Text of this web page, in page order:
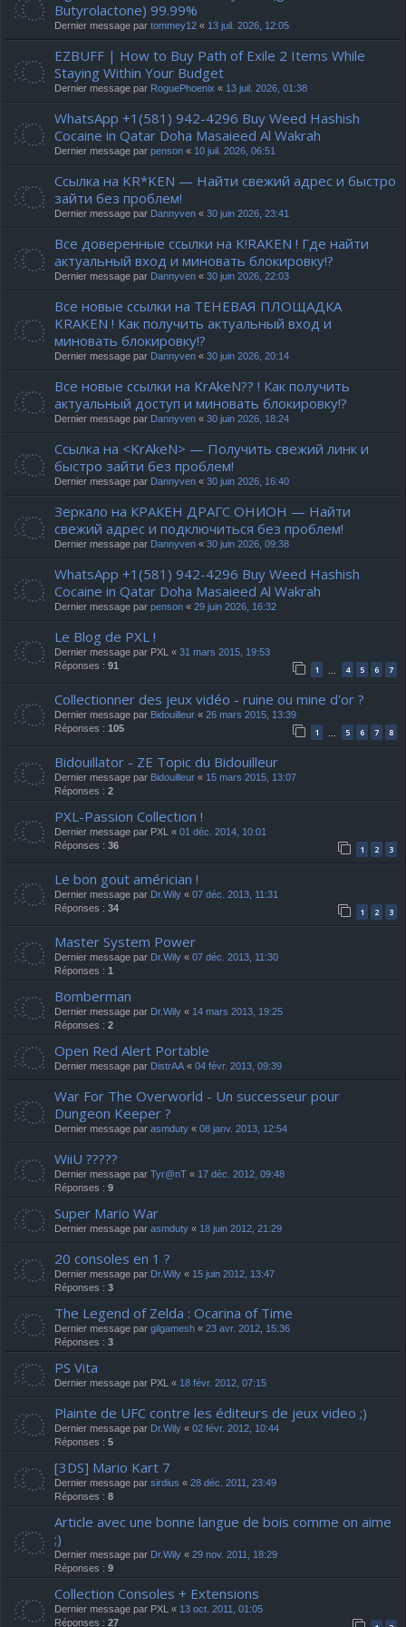
Butyrolactone) 99.99%
Dernier message par tommey12 « 13 juil. 2026, 12:05
EZBUFF | How to Buy Path of Exile 2 Items While
Staying Within Your Budget
Dernier message par RoguePhoenix « 13 juil. 2026, 01:38
WhatsApp +1(581) 942-4296 Buy Weed Hashish
Cocaine in Qatar Doha Masaieed Al Wakrah
Dernier message par penson « 10 juil. 2026, 06:51
Ссылка на KR*KEN — Найти свежий адрес и быстро
зайти без проблем!
Dernier message par Dannyven « 30 juin 2026, 23:41
Все доверенные ссылки на K!RAKEN ! Где найти
актуальный вход и миновать блокировку!?
Dernier message par Dannyven « 30 juin 2026, 22:03
Все новые ссылки на ТЕНЕВАЯ ПЛОЩАДКА
KRAKEN ! Как получить актуальный вход и
миновать блокировку!?
Dernier message par Dannyven « 30 juin 2026, 20:14
Все новые ссылки на KrAkeN?? ! Как получить
актуальный доступ и миновать блокировку!?
Dernier message par Dannyven « 30 juin 2026, 18:24
Ссылка на <KrAkeN> — Получить свежий линк и
быстро зайти без проблем!
Dernier message par Dannyven « 30 juin 2026, 16:40
Зеркало на КРАКЕН ДРАГС ОНИОН — Найти
свежий адрес и подключиться без проблем!
Dernier message par Dannyven « 30 juin 2026, 09:38
WhatsApp +1(581) 942-4296 Buy Weed Hashish
Cocaine in Qatar Doha Masaieed Al Wakrah
Dernier message par penson « 29 juin 2026, 16:32
Le Blog de PXL !
Dernier message par PXL « 31 mars 2015, 19:53
Réponses : 91 1 … 4 5 6 7
Collectionner des jeux vidéo - ruine ou mine d'or ?
Dernier message par Bidouilleur « 26 mars 2015, 13:39
Réponses : 105 1 … 5 6 7 8
Bidouillator - ZE Topic du Bidouilleur
Dernier message par Bidouilleur « 15 mars 2015, 13:07
Réponses : 2
PXL-Passion Collection !
Dernier message par PXL « 01 déc. 2014, 10:01
Réponses : 36 1 2 3
Le bon gout américian !
Dernier message par Dr.Wily « 07 déc. 2013, 11:31
Réponses : 34 1 2 3
Master System Power
Dernier message par Dr.Wily « 07 déc. 2013, 11:30
Réponses : 1
Bomberman
Dernier message par Dr.Wily « 14 mars 2013, 19:25
Réponses : 2
Open Red Alert Portable
Dernier message par DistrAA « 04 févr. 2013, 09:39
War For The Overworld - Un successeur pour
Dungeon Keeper ?
Dernier message par asmduty « 08 janv. 2013, 12:54
WiiU ?????
Dernier message par Tyr@nT « 17 déc. 2012, 09:48
Réponses : 9
Super Mario War
Dernier message par asmduty « 18 juin 2012, 21:29
20 consoles en 1 ?
Dernier message par Dr.Wily « 15 juin 2012, 13:47
Réponses : 3
The Legend of Zelda : Ocarina of Time
Dernier message par gilgamesh « 23 avr. 2012, 15:36
Réponses : 3
PS Vita
Dernier message par PXL « 18 févr. 2012, 07:15
Plainte de UFC contre les éditeurs de jeux video ;)
Dernier message par Dr.Wily « 02 févr. 2012, 10:44
Réponses : 5
[3DS] Mario Kart 7
Dernier message par sirdius « 28 déc. 2011, 23:49
Réponses : 8
Article avec une bonne langue de bois comme on aime
;)
Dernier message par Dr.Wily « 29 nov. 2011, 18:29
Réponses : 9
Collection Consoles + Extensions
Dernier message par PXL « 13 oct. 2011, 01:05
Réponses : 27